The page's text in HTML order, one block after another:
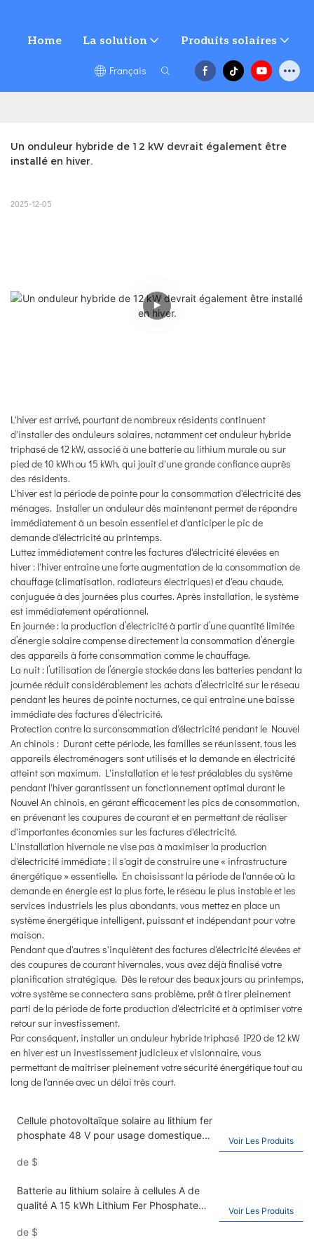
Home La solution Produits solaires
Français
Un onduleur hybride de 12 kW devrait également être
installé en hiver.
2025-12-05
L'hiver est arrivé, pourtant de nombreux résidents continuent
d'installer des onduleurs solaires, notamment cet onduleur hybride
triphasé de 12 kW, associé à une batterie au lithium murale ou sur
pied de 10 kWh ou 15 kWh, qui jouit d'une grande confiance auprès
des résidents.
L'hiver est la période de pointe pour la consommation d'électricité des
ménages. Installer un onduleur dès maintenant permet de répondre
immédiatement à un besoin essentiel et d'anticiper le pic de
demande d'électricité au printemps.
Luttez immédiatement contre les factures d'électricité élevées en
hiver : l'hiver entraîne une forte augmentation de la consommation de
chauffage (climatisation, radiateurs électriques) et d'eau chaude,
conjuguée à des journées plus courtes. Après installation, le système
est immédiatement opérationnel.
En journée : la production d’électricité à partir d’une quantité limitée
d’énergie solaire compense directement la consommation d’énergie
des appareils à forte consommation comme le chauffage.
La nuit : l’utilisation de l’énergie stockée dans les batteries pendant la
journée réduit considérablement les achats d’électricité sur le réseau
pendant les heures de pointe nocturnes, ce qui entraîne une baisse
immédiate des factures d’électricité.
Protection contre la surconsommation d'électricité pendant le Nouvel
An chinois : Durant cette période, les familles se réunissent, tous les
appareils électroménagers sont utilisés et la demande en électricité
atteint son maximum. L'installation et le test préalables du système
pendant l'hiver garantissent un fonctionnement optimal durant le
Nouvel An chinois, en gérant efficacement les pics de consommation,
en prévenant les coupures de courant et en permettant de réaliser
d'importantes économies sur les factures d'électricité.
L'installation hivernale ne vise pas à maximiser la production
d'électricité immédiate ; il s'agit de construire une « infrastructure
énergétique » essentielle. En choisissant la période de l'année où la
demande en énergie est la plus forte, le réseau le plus instable et les
services industriels les plus abondants, vous mettez en place un
système énergétique intelligent, puissant et indépendant pour votre
maison.
Pendant que d'autres s'inquiètent des factures d'électricité élevées et
des coupures de courant hivernales, vous avez déjà finalisé votre
planification stratégique. Dès le retour des beaux jours au printemps,
votre système se connectera sans problème, prêt à tirer pleinement
parti de la période de forte production d'électricité et à optimiser votre
retour sur investissement.
Par conséquent, installer un onduleur hybride triphasé IP20 de 12 kW
en hiver est un investissement judicieux et visionnaire, vous
permettant de maîtriser pleinement votre sécurité énergétique tout au
long de l'année avec un délai très court.
Cellule photovoltaïque solaire au lithium fer
phosphate 48 V pour usage domestique ;
51,2 V 200 Ah 10 kWh
de $
Voir Les Produits
Batterie au lithium solaire à cellules A de
qualité A 15 kWh Lithium Fer Phosphate
ménage
de $
Voir Les Produits